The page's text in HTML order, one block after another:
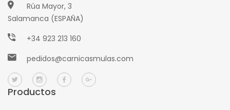
Rúa Mayor, 3
Salamanca (ESPAÑA)
+34 923 213 160
pedidos@carnicasmulas.com
Productos